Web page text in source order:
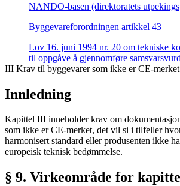
NANDO-basen (direktoratets
Byggevareforordningen artikkel 43
Lov 16. juni 1994 nr. 20 om tekniske
til oppgåve å gjennomføre
III Krav til byggevarer som ikke er CE-merket
Innledning
Kapittel III inneholder krav om
som ikke er CE-merket, det vil si i tilfeller
harmonisert standard eller produsenten ikke
europeisk teknisk bedømmelse.
§ 9. Virkeområde for